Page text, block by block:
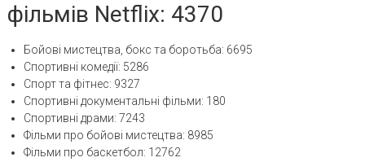
фільмів Netflix: 4370
Бойові мистецтва, бокс та боротьба: 6695
Спортивні комедії: 5286
Спорт та фітнес: 9327
Спортивні документальні фільми: 180
Спортивні драми: 7243
Фільми про бойові мистецтва: 8985
Фільми про баскетбол: 12762